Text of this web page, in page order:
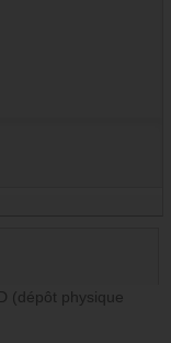
(dépôt physique